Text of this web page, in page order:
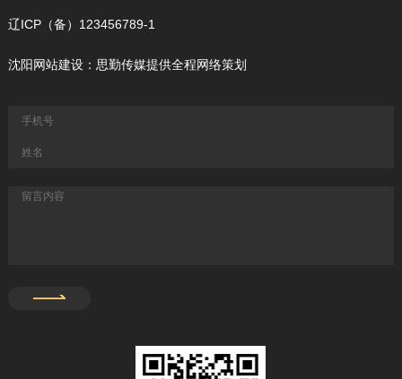
辽ICP（备）123456789-1
沈阳网站建设：思勤传媒提供全程网络策划